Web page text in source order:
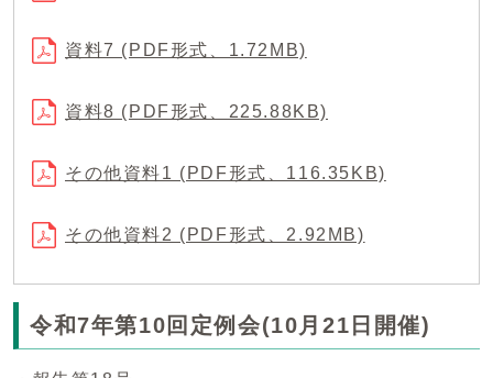
資料7 (PDF形式、1.72MB)
資料8 (PDF形式、225.88KB)
その他資料1 (PDF形式、116.35KB)
その他資料2 (PDF形式、2.92MB)
令和7年第10回定例会(10月21日開催)